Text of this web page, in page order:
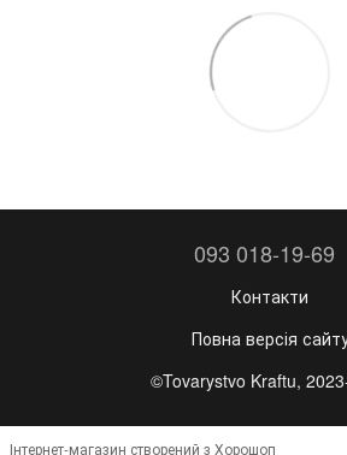
093 018-19-69
Контакти
Повна версія
©Tovarystvo Kraftu,
Інтернет-магазин створений з Хорошоп